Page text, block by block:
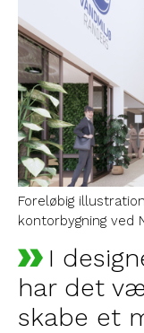
Foreløbig
kontorbygning ved
I
har det
skabe et